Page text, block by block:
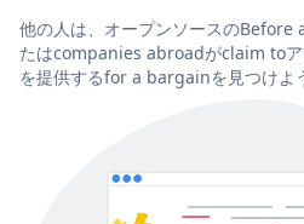
他の人は、オープンソースの
たはcompanies abroadがclaim to
を提供するfor a bargainを見つけよ